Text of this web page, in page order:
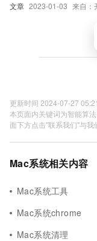
文章 2023-01-03 来自：
更新时间 2024-07-27
本页面内关键词为智能算
面下方点击"联系我们"与我
Mac系统相关内容
Mac系统工具
Mac系统chrome
Mac系统清理